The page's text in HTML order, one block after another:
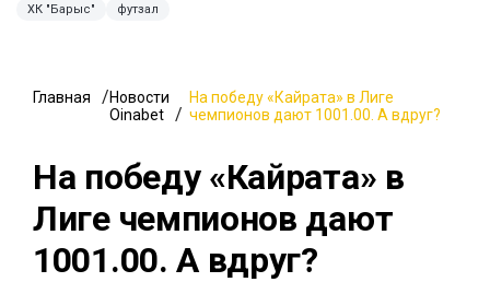
ХК "Барыс"
футзал
Главная
Новости
Oinabet
На победу «Кайрата» в Лиге
чемпионов дают 1001.00. А вдруг?
На победу «Кайрата» в
Лиге чемпионов дают
1001.00. А вдруг?